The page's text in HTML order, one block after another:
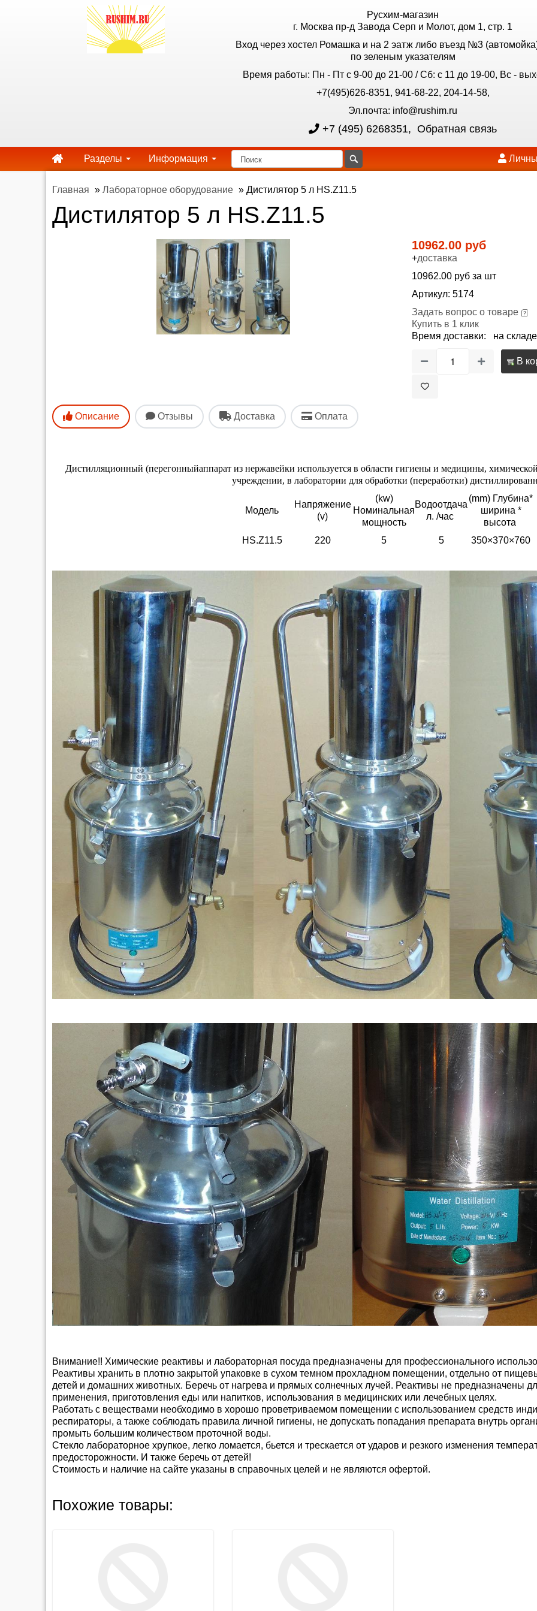
Русхим-магазин
г. Москва пр-д Завода Серп и Молот, дом 1, стр. 1
Вход через хостел Ромашка и на 2 эатж либо въезд №3
по зеленым указателям
Время работы: Пн - Пт с 9-00 до 21-00 / Сб: с 11 до 19-00, Вс -
+7(495)626-8351, 941-68-22, 204-14-58,
Эл.почта: info@rushim.ru
+7 (495) 6268351, Обратная связь
Разделы Информация
Главная » Лабораторное оборудование » Дистилятор 5 л HS.Z11.5
Дистилятор 5 л HS.Z11.5
10962.00 руб
+доставка
10962.00 руб за шт
Артикул: 5174
Задать вопрос о товаре
Купить в 1 клик
Время доставки: на складе
В
Описание Отзывы Доставка Оплата
Дистилляционный (перегонныйаппарат из нержавейки используется в области гигиены и медицины,
учреждении, в лаборатории для обработки (переработки)
Модель
Напряжение
(v)
(kw)
Номинальная
мощность
Водоотдача
л. /час
(mm) Глубина*
ширина *
высота
HS.Z11.5 220 5 5 350×370×760
Внимание!! Химические реактивы и лабораторная посуда предназначены для профессионального
Реактивы хранить в плотно закрытой упаковке в сухом темном прохладном помещении, отдельно от
детей и домашних животных. Беречь от нагрева и прямых солнечных лучей. Реактивы не предназначены
применения, приготовления еды или напитков, использования в медицинских или лечебных целях.
Работать с веществами необходимо в хорошо проветриваемом помещении с использованием средств
респираторы, а также соблюдать правила личной гигиены, не допускать попадания препарата внутрь
промыть большим количеством проточной воды.
Стекло лабораторное хрупкое, легко ломается, бьется и трескается от ударов и резкого изменения
предосторожности. И также беречь от детей!
Стоимость и наличие на сайте указаны в справочных целей и не являются офертой.
Прайс-лист можно скачать в
Похожие товары: